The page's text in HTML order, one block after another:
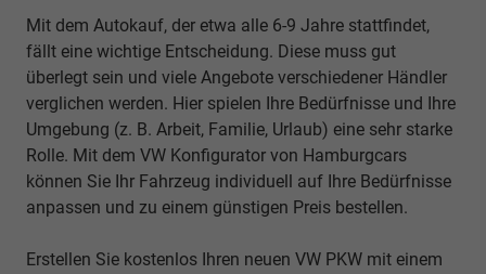
Mit dem Autokauf, der etwa alle 6-9 Jahre stattfindet,
fällt eine wichtige Entscheidung. Diese muss gut
überlegt sein und viele Angebote verschiedener Händler
verglichen werden. Hier spielen Ihre Bedürfnisse und Ihre
Umgebung (z. B. Arbeit, Familie, Urlaub) eine sehr starke
Rolle. Mit dem VW Konfigurator von Hamburgcars
können Sie Ihr Fahrzeug individuell auf Ihre Bedürfnisse
anpassen und zu einem günstigen Preis bestellen.
Erstellen Sie kostenlos Ihren neuen VW PKW mit einem